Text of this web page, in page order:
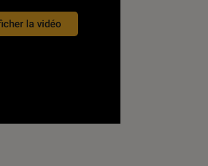
la vidéo